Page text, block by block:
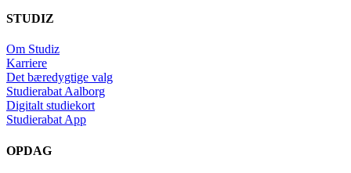
STUDIZ
Om Studiz
Karriere
Det bæredygtige valg
Studierabat Aalborg
Digitalt studiekort
Studierabat App
OPDAG